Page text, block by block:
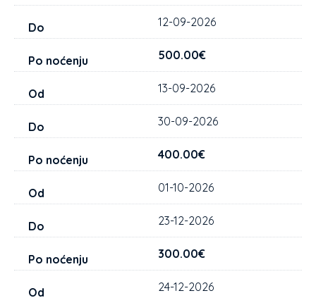
12-09-2026
500.00€
13-09-2026
30-09-2026
400.00€
01-10-2026
23-12-2026
300.00€
24-12-2026